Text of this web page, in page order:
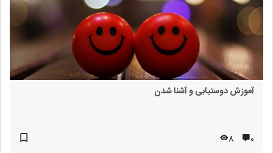
آموزش دوستیابی و آشنا شدن
۰ 8